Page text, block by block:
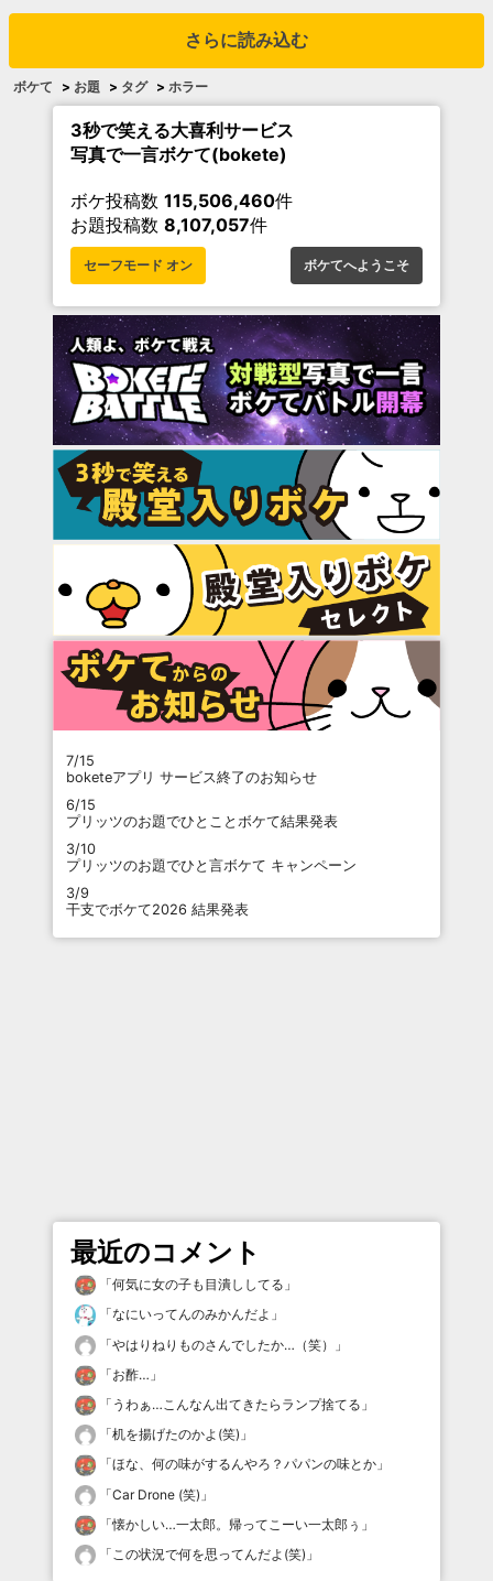
さらに読み込む
ボケて > お題 > タグ > ホラー
3秒で笑える大喜利サービス
写真で一言ボケて(bokete)
ボケ投稿数 115,506,460件
お題投稿数 8,107,057件
セーフモード オン ボケてへようこそ
7/15
boketeアプリ サービス終了のお知らせ
6/15
プリッツのお題でひとことボケて結果発表
3/10
プリッツのお題でひと言ボケて キャンペーン
3/9
干支でボケて2026 結果発表
最近のコメント
「何気に女の子も目潰ししてる 」
「なにいってんのみかんだよ 」
「やはりねりものさんでしたか…（笑）
」
「お酢… 」
「 うわぁ…こんなん出てきたらランプ捨てる 」
「机を揚げたのかよ(笑) 」
「ほな、何の味がするんやろ？パパンの味とか 」
「Car Drone (笑) 」
「懐かしい…一太郎。帰ってこーい一太郎ぅ 」
「 この状況で何を思ってんだよ(笑) 」